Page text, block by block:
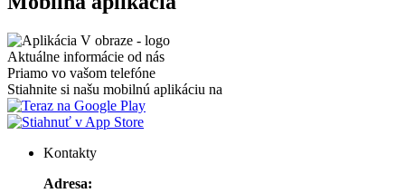
Aktuálne informácie od nás
Priamo vo vašom telefóne
Stiahnite si našu mobilnú aplikáciu na
Kontakty
Adresa: